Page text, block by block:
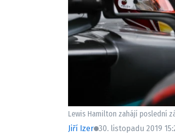
Lewis Hamilton zahájí poslední
Jiří Izer 30. listopadu 2019